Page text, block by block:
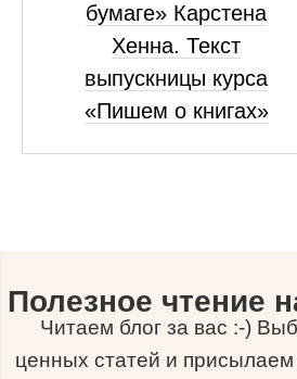
бумаге» Карстена
Хенна. Текст
выпускницы курса
«Пишем о книгах»
Полезное чтение
Читаем блог за вас :-)
ценных статей и